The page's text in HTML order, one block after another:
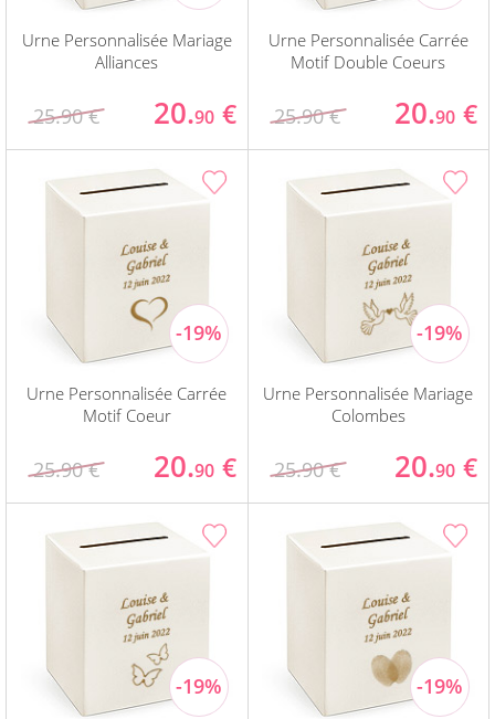
Urne Personnalisée Mariage
Alliances
25.90 € 20.90 €
Urne Personnalisée Carrée
Motif Double Coeurs
25.90 € 20.90 €
Urne Personnalisée Carrée
Motif Coeur
25.90 € 20.90 €
Urne Personnalisée Mariage
Colombes
25.90 € 20.90 €